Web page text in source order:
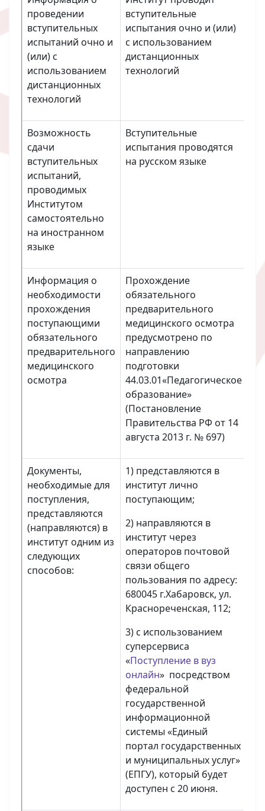
проведении
вступительных
испытаний очно и
(или) с
использованием
дистанционных
технологий
вступительные
испытания очно и (или)
с использованием
дистанционных
технологий
Возможность
сдачи
вступительных
испытаний,
проводимых
Институтом
самостоятельно
на иностранном
языке
Вступительные
испытания проводятся
на русском языке
Информация о
необходимости
прохождения
поступающими
обязательного
предварительного
медицинского
осмотра
Прохождение
обязательного
предварительного
медицинского осмотра
предусмотрено по
направлению
подготовки
44.03.01«Педагогическое
образование»
(Постановление
Правительства РФ от 14
августа 2013 г. № 697)
Документы,
необходимые для
поступления,
представляются
(направляются) в
институт одним из
следующих
способов:
1) представляются в
институт лично
поступающим;
2) направляются в
институт через
операторов почтовой
связи общего
пользования по адресу:
680045 г.Хабаровск, ул.
Краснореченская, 112;
3) с использованием
суперсервиса
«Поступление в вуз
онлайн» посредством
федеральной
государственной
информационной
системы «Единый
портал государственных
и муниципальных услуг»
(ЕПГУ), который будет
доступен с 20 июня.